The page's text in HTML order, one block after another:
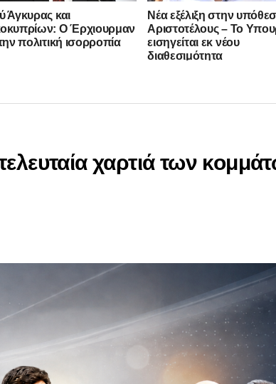
Άγκυρας και
Ο Έρχιουρμαν
πολιτική ισορροπία
Νέα εξέλιξη στην
Αριστοτέλους – Το
εισηγείται εκ νέου
διαθεσιμότητα
χαρτιά των